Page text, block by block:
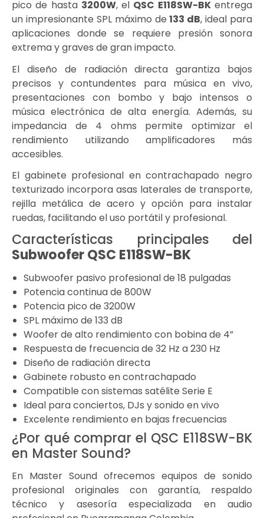
pico de hasta 3200W, el QSC E118SW-BKentrega
un impresionante SPL máximo de133 dB, ideal para
aplicaciones donde se requiere presión sonora
extrema y graves de gran impacto.
El diseño de radiación directa garantiza bajos
precisos y contundentes para música en vivo,
presentaciones con bombo y bajo intensos o
música electrónica de alta energía. Además, su
impedancia de 4 ohms permite optimizar el
rendimiento utilizando amplificadores más
accesibles.
El gabinete profesional en contrachapado negro
texturizado incorpora asas laterales de transporte,
rejilla metálica de acero y opción para instalar
ruedas, facilitando el uso portátil y profesional.
Características principales del
Subwoofer QSC E118SW-BK
Subwoofer pasivo profesional de 18 pulgadas
Potencia continua de 800W
Potencia pico de 3200W
SPL máximo de 133 dB
Woofer de alto rendimiento con bobina de 4”
Respuesta de frecuencia de 32 Hz a 230 Hz
Diseño de radiación directa
Gabinete robusto en contrachapado
Compatible con sistemas satélite Serie E
Ideal para conciertos, DJs y sonido en vivo
Excelente rendimiento en bajas frecuencias
¿Por qué comprar el QSC E118SW-BK
en Master Sound?
En Master Sound ofrecemos equipos de sonido
profesional originales con garantía, respaldo
técnico y asesoría especializada en audio